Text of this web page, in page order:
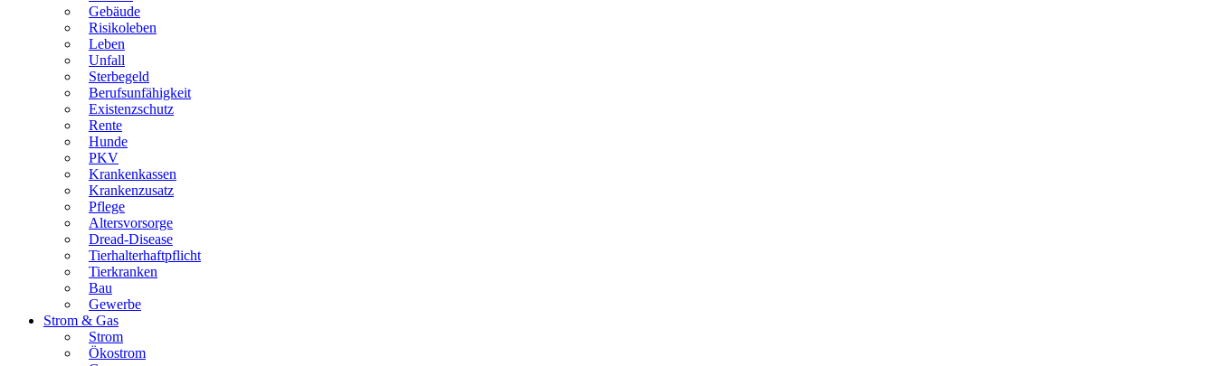
Gebäude
Risikoleben
Leben
Unfall
Sterbegeld
Berufsunfähigkeit
Existenzschutz
Rente
Hunde
PKV
Krankenkassen
Krankenzusatz
Pflege
Altersvorsorge
Dread-Disease
Tierhalterhaftpflicht
Tierkranken
Bau
Gewerbe
Strom & Gas
Strom
Ökostrom